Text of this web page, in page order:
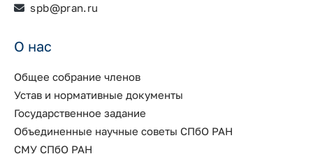
spb@pran.ru
О нас
Общее собрание членов
Устав и нормативные документы
Государственное задание
Объединенные научные советы СПбО РАН
СМУ СПбО РАН